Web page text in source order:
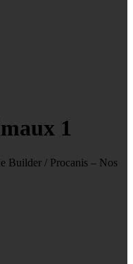
1
Builder / Procanis – Nos